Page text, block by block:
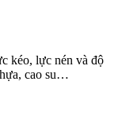
kéo, lực nén và độ
cao su…